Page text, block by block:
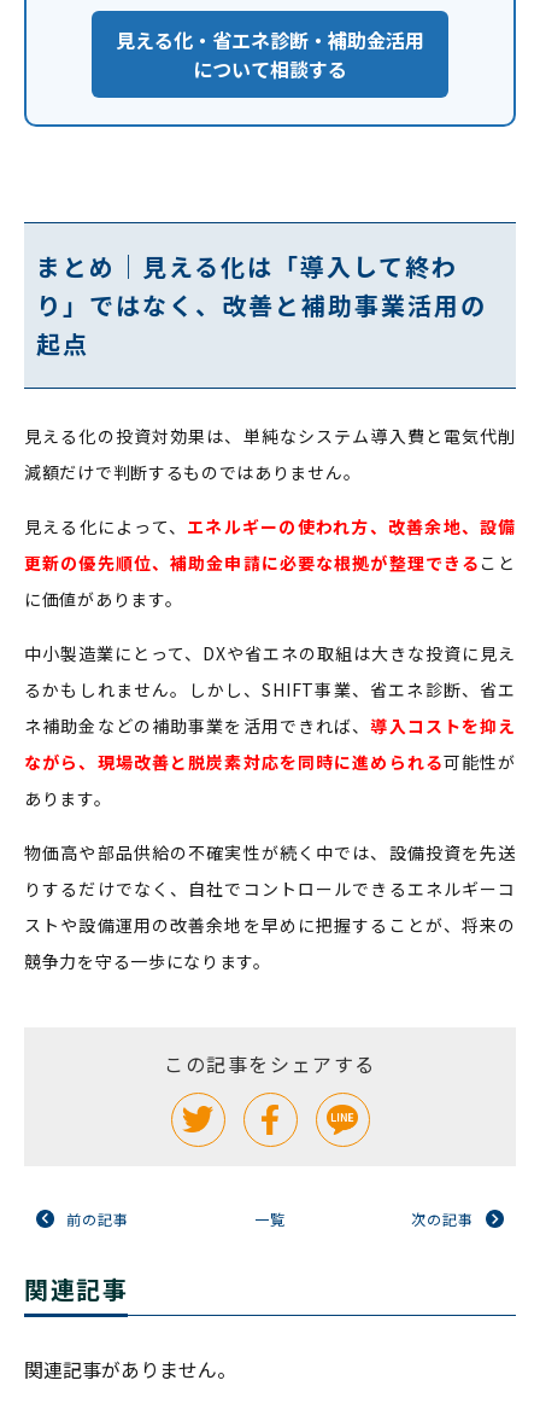
見える化・省エネ診断・補助金活用
について相談する
まとめ｜見える化は「導入して終わ
り」ではなく、改善と補助事業活用の
起点
見える化の投資対効果は、単純なシステム導入費と電気代削
減額だけで判断するものではありません。
見える化によって、 エネルギーの使われ方、改善余地、設備
更新の優先順位、補助金申請に必要な根拠が整理できる こと
に価値があります。
中小製造業にとって、DXや省エネの取組は大きな投資に見え
るかもしれません。しかし、SHIFT事業、省エネ診断、省エ
ネ補助金などの補助事業を活用できれば、導入コストを抑え
ながら、現場改善と脱炭素対応を同時に進められる可能性が
あります。
物価高や部品供給の不確実性が続く中では、設備投資を先送
りするだけでなく、自社でコントロールできるエネルギーコ
ストや設備運用の改善余地を早めに把握することが、将来の
競争力を守る一歩になります。
この記事をシェアする
前の記事 一覧 次の記事
関連記事
関連記事がありません。